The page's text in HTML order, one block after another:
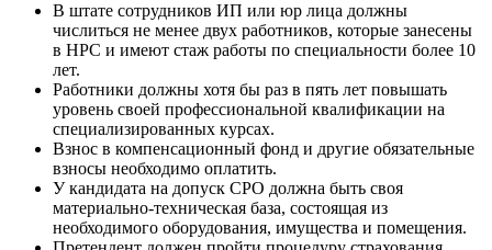
В штате сотрудников ИП или юр лица должны
числиться не менее двух работников, которые занесены
в НРС и имеют стаж работы по специальности более 10
лет.
Работники должны хотя бы раз в пять лет повышать
уровень своей профессиональной квалификации на
специализированных курсах.
Взнос в компенсационный фонд и другие обязательные
взносы необходимо оплатить.
У кандидата на допуск СРО должна быть своя
материально-техническая база, состоящая из
необходимого оборудования, имущества и помещения.